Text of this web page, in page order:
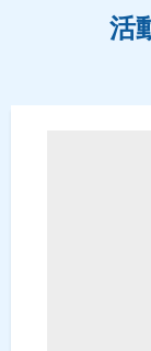
活